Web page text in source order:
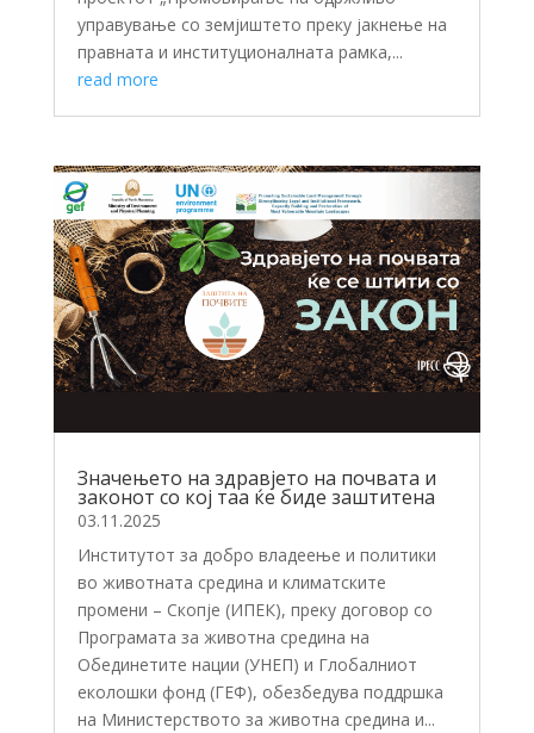
управување со земјиштето преку јакнење на
правната и институционалната рамка,...
read more
Значењето на здравјето на почвата и
законот со кој таа ќе биде заштитена
03.11.2025
Институтот за добро владеење и политики
во животната средина и климатските
промени – Скопје (ИПЕК), преку договор со
Програмата за животна средина на
Обединетите нации (УНЕП) и Глобалниот
еколошки фонд (ГЕФ), обезбедува поддршка
на Министерството за животна средина и...